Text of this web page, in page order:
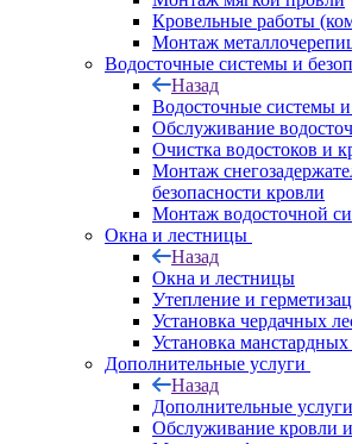
Кровельные работы
Монтаж
Водосточные системы и
Назад
Водосточные системы и
Обслуживание
Очистка водостоков и
Монтаж
безопасности кровли
Монтаж водосточной
Окна и лестницы
Назад
Окна и лестницы
Утепление и
Установка чердачных
Установка манстардных
Дополнительные услуги
Назад
Дополнительные услуги
Обслуживание кровли